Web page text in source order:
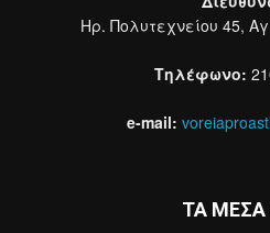
Ηρ. Πολυτεχνείου 45,
Τηλέφωνο:
e-mail:
ΤΑ